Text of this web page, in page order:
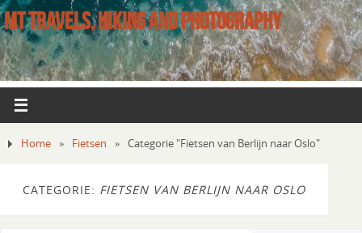
MT TRAVELS, HIKING AND PHOTOGRAPHY
Home » Fietsen » Categorie "Fietsen van Berlijn naar Oslo"
CATEGORIE: FIETSEN VAN BERLIJN NAAR OSLO